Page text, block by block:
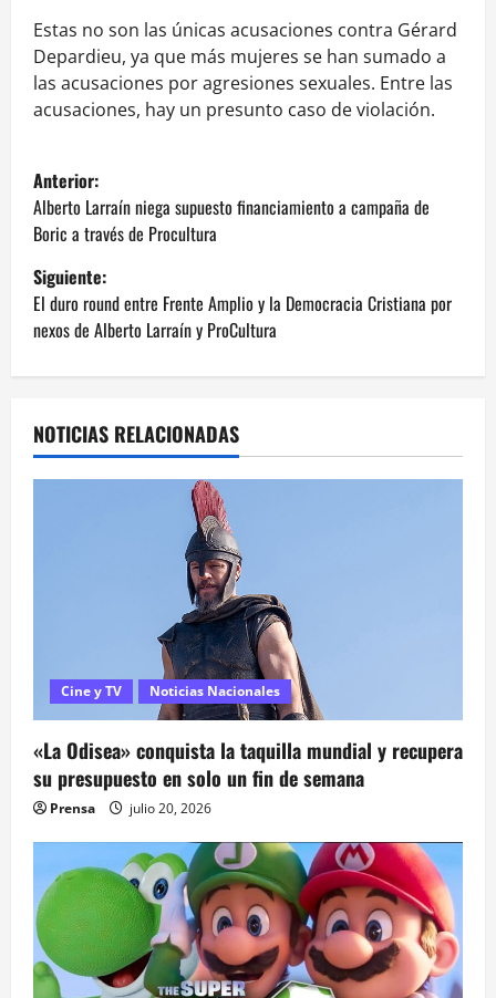
Estas no son las únicas acusaciones contra Gérard
Depardieu, ya que más mujeres se han sumado a
las acusaciones por agresiones sexuales. Entre las
acusaciones, hay un presunto caso de violación.
N
a
v
e
c
e
n
t
a
d
Anterior:
Alberto Larraín niega supuesto financiamiento a campaña de
Boric a través de Procultura
Siguiente:
El duro round entre Frente Amplio y la Democracia Cristiana por
nexos de Alberto Larraín y ProCultura
NOTICIAS RELACIONADAS
Cine y TV Noticias Nacionales
«La Odisea» conquista la taquilla mundial y recupera
su presupuesto en solo un fin de semana
Prensa julio 20, 2026